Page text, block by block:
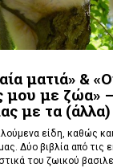
ματιά» &
μου με ζώα»
με τα
είδη, καθώς
Δύο βιβλία από
του ζωικού